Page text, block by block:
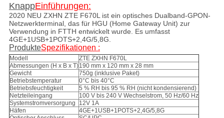
KnappEinführungen:
2020 NEU ZXHN ZTE F670L ist ein optisches Dualband-GPON-
Netzwerkterminal, das für HGU (Home Gateway Unit) zur
Verwendung in FTTH entwickelt wurde. Es umfasst
4GE+1USB+1POTS+2,4G/5,8G.
ProdukteSpezifikationen :
Modell
ZTE ZXHN F670L
Abmessungen (H x B x T)190 mm x 120 mm x 28 mm
Gewicht
750g (inklusive Paket)
Betriebstemperatur
0°C bis 40°C
Betriebsfeuchtigkeit
5 % RH bis 95 % RH (nicht kondensierend)
Netzteileingang
100 V bis 240 V Wechselstrom, 50 Hz/60 Hz
Systemstromversorgung
12V 1A
Häfen
4GE+1USB+1POTS+2,4G/5,8G